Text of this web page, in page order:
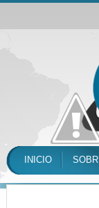
INICIO